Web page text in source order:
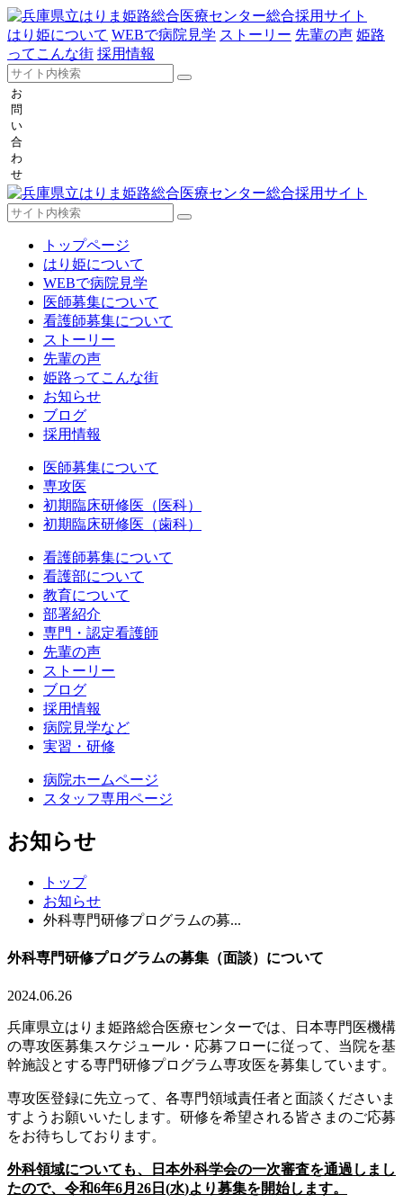
はり姫について WEBで病院見学 ストーリー 先輩の声 姫路
ってこんな街 採用情報
お
問
い
合
わ
せ
トップページ
はり姫について
WEBで病院見学
医師募集について
看護師募集について
ストーリー
先輩の声
姫路ってこんな街
お知らせ
ブログ
採用情報
医師募集について
専攻医
初期臨床研修医（医科）
初期臨床研修医（歯科）
看護師募集について
看護部について
教育について
部署紹介
専門・認定看護師
先輩の声
ストーリー
ブログ
採用情報
病院見学など
実習・研修
病院ホームページ
スタッフ専用ページ
お知らせ
トップ
お知らせ
外科専門研修プログラムの募...
外科専門研修プログラムの募集（面談）について
2024.06.26
兵庫県立はりま姫路総合医療センターでは、日本専門医機構
の専攻医募集スケジュール・応募フローに従って、当院を基
幹施設とする専門研修プログラム専攻医を募集しています。
専攻医登録に先立って、各専門領域責任者と面談くださいま
すようお願いいたします。研修を希望される皆さまのご応募
をお待ちしております。
外科領域についても、日本外科学会の一次審査を通過しまし
たので、令和6年6月 26 日 (水)より募集を開始します。